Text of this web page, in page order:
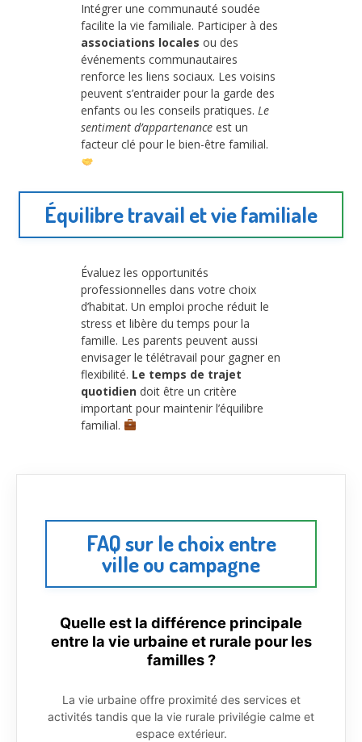
Intégrer une communauté soudée
facilite la vie familiale. Participer à des
associations locales ou des
événements communautaires
renforce les liens sociaux. Les voisins
peuvent s’entraider pour la garde des
enfants ou les conseils pratiques. Le
sentiment d’appartenance est un
facteur clé pour le bien-être familial.
Équilibre travail et vie familiale
Évaluez les opportunités
professionnelles dans votre choix
d’habitat. Un emploi proche réduit le
stress et libère du temps pour la
famille. Les parents peuvent aussi
envisager le télétravail pour gagner en
flexibilité. Le temps de trajet
quotidien doit être un critère
important pour maintenir l’équilibre
familial.
FAQ sur le choix entre
ville ou campagne
Quelle est la différence principale
entre la vie urbaine et rurale pour les
familles ?
La vie urbaine offre proximité des services et
activités tandis que la vie rurale privilégie calme et
espace extérieur.